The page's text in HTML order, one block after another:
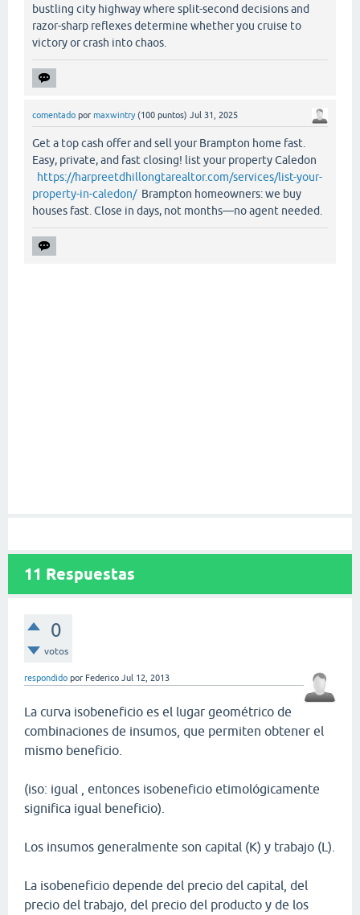
bustling city highway where split-second decisions and
razor-sharp reflexes determine whether you cruise to
victory or crash into chaos.
comentado por maxwintry (100 puntos) Jul 31, 2025
Get a top cash offer and sell your Brampton home fast.
Easy, private, and fast closing! list your property Caledon
https://harpreetdhillongtarealtor.com/services/list-your-
property-in-caledon/Brampton homeowners: we buy
houses fast. Close in days, not months—no agent needed.
11 Respuestas
0
votos
respondido por Federico Jul 12, 2013
La curva isobeneficio es el lugar geométrico de
combinaciones de insumos, que permiten obtener el
mismo beneficio.
(iso: igual , entonces isobeneficio etimológicamente
significa igual beneficio).
Los insumos generalmente son capital (K) y trabajo (L).
La isobeneficio depende del precio del capital, del
precio del trabajo, del precio del producto y de los